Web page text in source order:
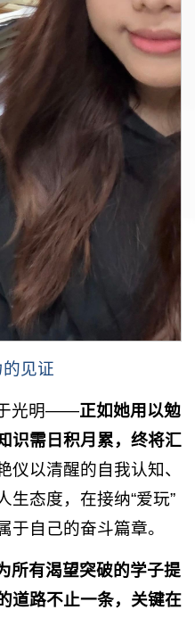
的见证
于光明——正如她用以勉
识需日积月累，终将汇
仪以清醒的自我认知、
生态度，在接纳“爱玩”
于自己的奋斗篇章。
所有渴望突破的学子提
道路不止一条， 关键在